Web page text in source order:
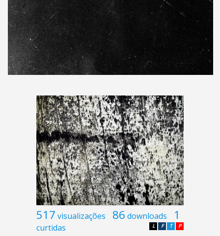
517 visualizações 86 downloads 1
curtidas P
T
F
L